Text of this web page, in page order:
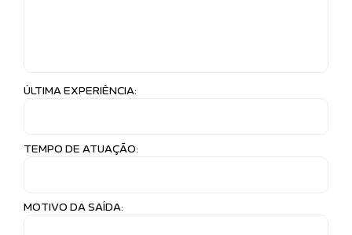
ÚLTIMA EXPERIÊNCIA:
TEMPO DE ATUAÇÃO:
MOTIVO DA SAÍDA: